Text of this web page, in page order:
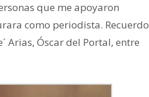
que me apoyaron
como periodista. Recuerdo
Arias, Óscar del Portal, entre